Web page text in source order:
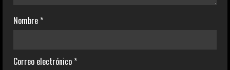
Nombre *
Correo electrónico *